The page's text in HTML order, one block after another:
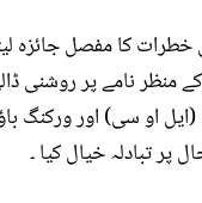
کا مفصل جائزہ
منظر نامے پر روشنی
(ایل او سی) اور ورکنگ
پر تبادلہ خیال کیا ۔